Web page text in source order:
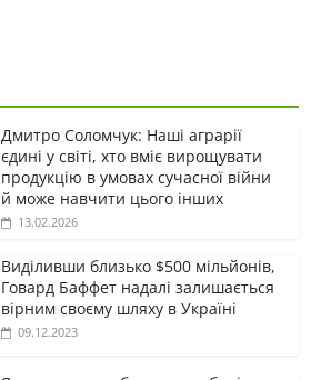
Дмитро Соломчук: Наші аграрії
єдині у світі, хто вміє вирощувати
продукцію в умовах сучасної війни
й може навчити цього інших
13.02.2026
Виділивши близько $500 мільйонів,
Говард Баффет надалі залишається
вірним своєму шляху в Україні
09.12.2023